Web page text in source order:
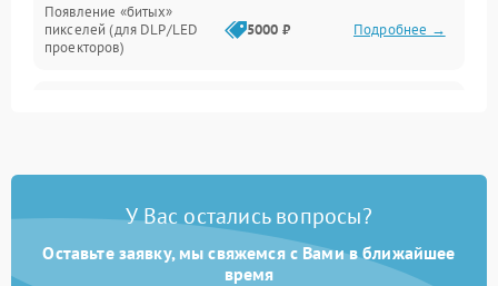
Появление «битых»
пикселей (для DLP/LED
проекторов)
5000 ₽ Подробнее →
Нестабильная яркость или
Неравномерная подсветка
4500 ₽ Подробнее →
У Вас остались вопросы?
Оставьте заявку, мы свяжемся с Вами в ближайшее
время